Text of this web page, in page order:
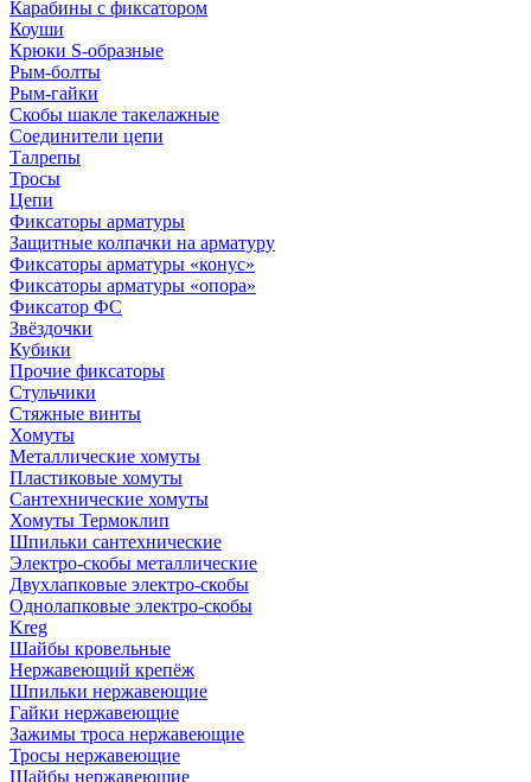
Карабины с фиксатором
Коуши
Крюки S-образные
Рым-болты
Рым-гайки
Скобы шакле такелажные
Соединители цепи
Талрепы
Тросы
Цепи
Фиксаторы арматуры
Защитные колпачки на арматуру
Фиксаторы арматуры «конус»
Фиксаторы арматуры «опора»
Фиксатор ФС
Звёздочки
Кубики
Прочие фиксаторы
Стульчики
Стяжные винты
Хомуты
Металлические хомуты
Пластиковые хомуты
Сантехнические хомуты
Хомуты Термоклип
Шпильки сантехнические
Электро-скобы металлические
Двухлапковые электро-скобы
Однолапковые электро-скобы
Kreg
Шайбы кровельные
Нержавеющий крепёж
Шпильки нержавеющие
Гайки нержавеющие
Зажимы троса нержавеющие
Тросы нержавеющие
Шайбы нержавеющие